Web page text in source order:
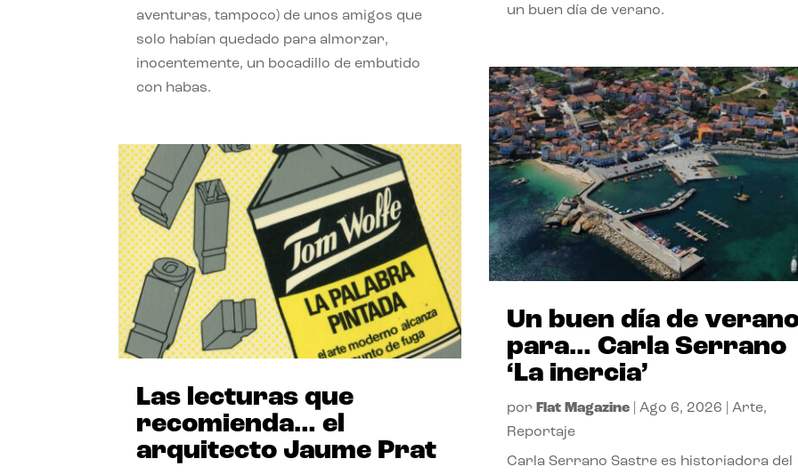
aventuras, tampoco) de unos amigos que
solo habían quedado para almorzar,
inocentemente, un bocadillo de embutido
con habas.
Las lecturas que
recomienda… el
arquitecto Jaume Prat
un buen día de verano.
Un buen día de
para… Carla Serrano
‘La inercia’
por Flat Magazine| Ago 6, 2026 Arte,
Reportaje
Carla Serrano Sastre es historiadora del